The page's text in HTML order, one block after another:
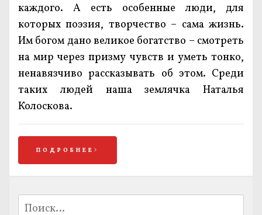
каждого. А есть особенные люди, для
которых поэзия, творчество – сама жизнь.
Им богом дано великое богатство – смотреть
на мир через призму чувств и уметь тонко,
ненавязчиво рассказывать об этом. Среди
таких людей наша землячка Наталья
Колоскова.
ПОДРОБНЕЕ
Найти: